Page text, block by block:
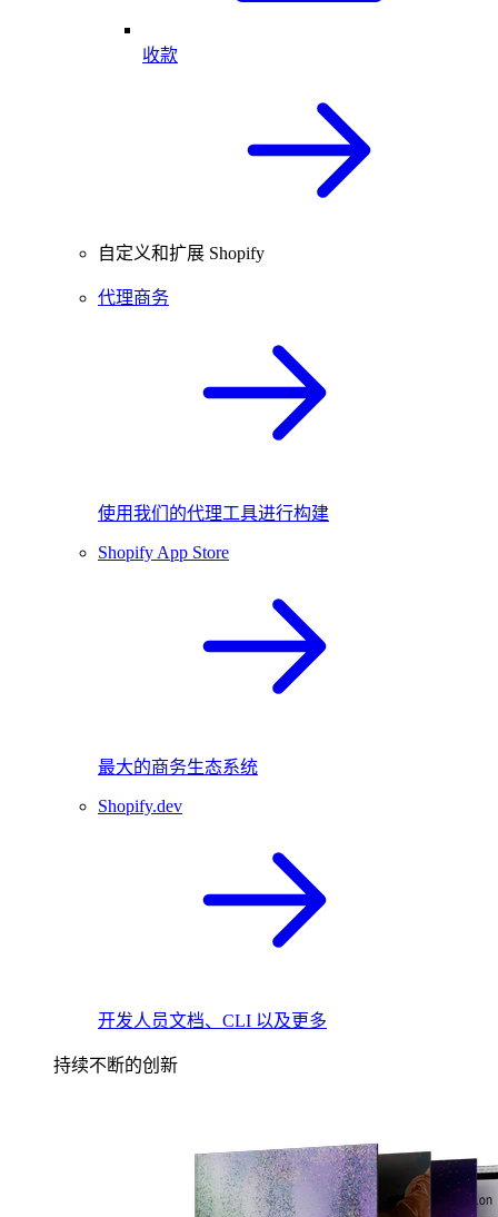
收款
自定义和扩展 Shopify
代理商务
使用我们的代理工具进行构建
Shopify App Store
最大的商务生态系统
Shopify.dev
开发人员文档、CLI 以及更多
持续不断的创新